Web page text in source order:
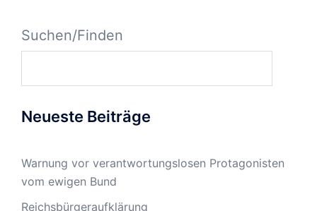
Suchen/Finden
Neueste Beiträge
Warnung vor verantwortungslosen Protagonisten
vom ewigen Bund
Reichsbürgeraufklärung